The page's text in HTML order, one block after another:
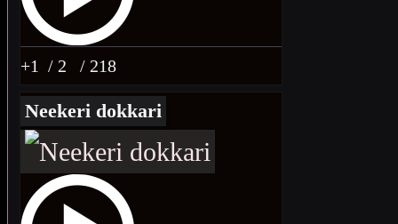
+1 / 2 / 218
Neekeri dokkari